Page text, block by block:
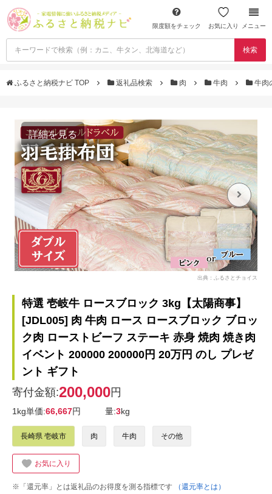
限度額をチェック お気に入り メニュー
検索
ふるさと納税ナビ TOP 返礼品検索 肉 牛肉 牛肉
詳細を見る
出典：ふるさとチョイス
特選 壱岐牛 ロースブロック 3kg【太陽商事】
[JDL005] 肉 牛肉 ロース ロースブロック ブロッ
ク肉 ローストビーフ ステーキ 赤身 焼肉 焼き肉
イベント 200000 200000円 20万円 のし プレゼ
ント ギフト
寄付金額:200,000円
1kg単価:66,667円 量:3kg
長崎県 壱岐市 肉 牛肉 その他
お気に入り
※「還元率」とは返礼品のお得度を測る指標です
（還元率とは）